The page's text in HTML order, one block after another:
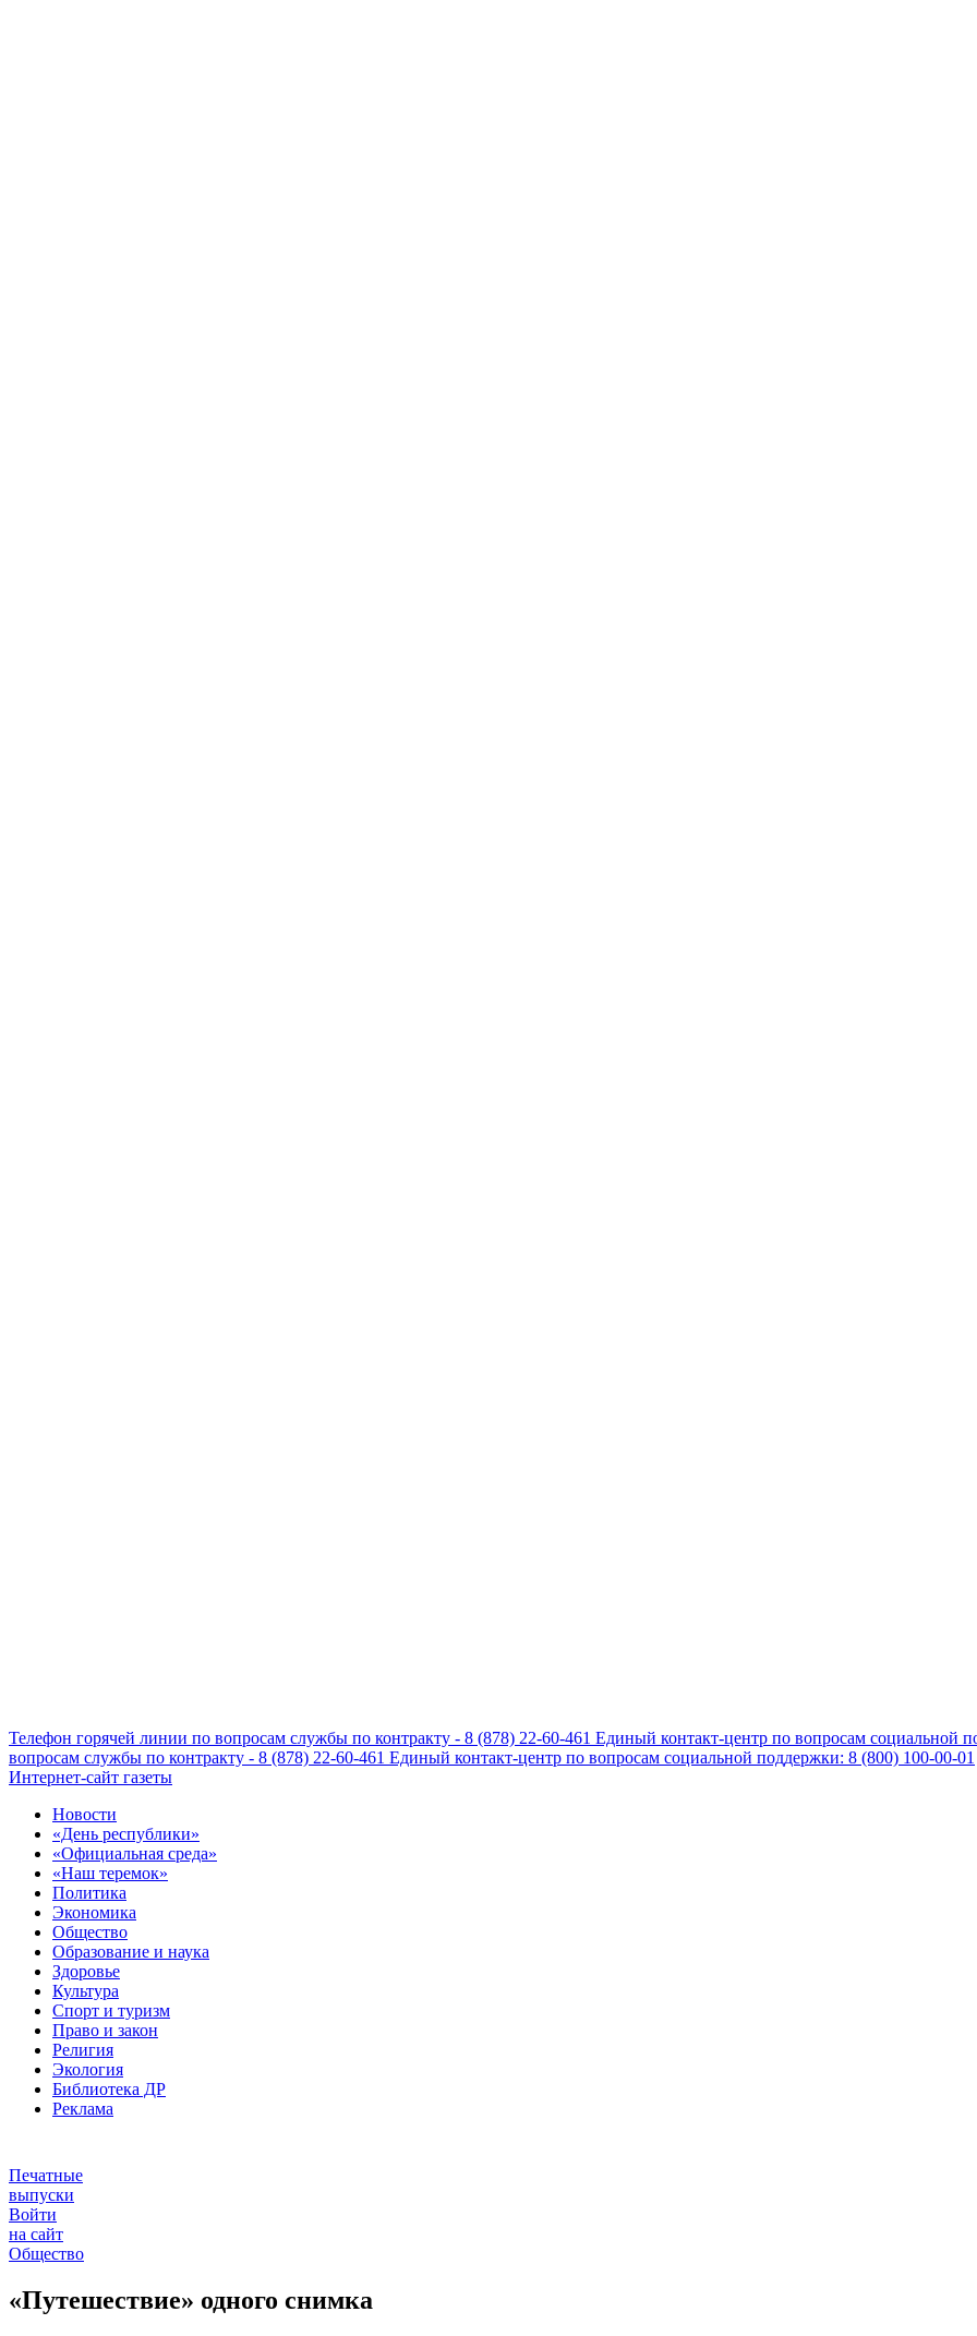
Телефон горячей линии по вопросам службы по контракту - 8 (878) 22-60-461 Единый контакт-центр по вопросам социальной
вопросам службы по контракту - 8 (878) 22-60-461 Единый контакт-центр по вопросам социальной поддержки: 8 (800) 100-00-01
Интернет-сайт газеты
Новости
«День республики»
«Официальная среда»
«Наш теремок»
Политика
Экономика
Общество
Образование и наука
Здоровье
Культура
Спорт и туризм
Право и закон
Религия
Экология
Библиотека ДР
Реклама
Печатные
выпуски
Войти
на сайт
Общество
«Путешествие» одного снимка